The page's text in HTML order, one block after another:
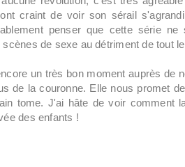
craint de voir son sérail
penser que cette série
de sexe au détriment de tout
un très bon moment auprès de
de la couronne. Elle nous promet
tome. J'ai hâte de voir comment
des enfants !